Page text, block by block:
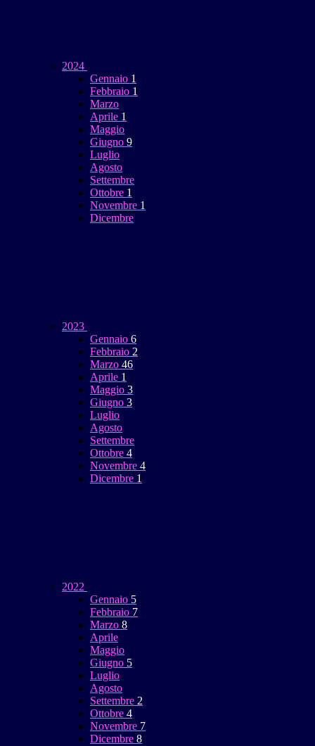
2024
Gennaio 1
Febbraio 1
Marzo
Aprile 1
Maggio
Giugno 9
Luglio
Agosto
Settembre
Ottobre 1
Novembre 1
Dicembre
2023
Gennaio 6
Febbraio 2
Marzo 46
Aprile 1
Maggio 3
Giugno 3
Luglio
Agosto
Settembre
Ottobre 4
Novembre 4
Dicembre 1
2022
Gennaio 5
Febbraio 7
Marzo 8
Aprile
Maggio
Giugno 5
Luglio
Agosto
Settembre 2
Ottobre 4
Novembre 7
Dicembre 8